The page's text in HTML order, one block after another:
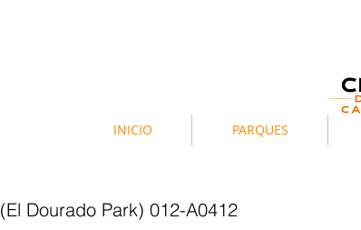
INICIO PARQUES
(El Dourado Park) 012-A0412